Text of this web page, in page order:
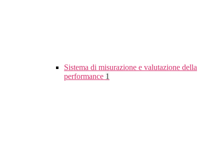
Sistema di misurazione e valutazione della
performance 1